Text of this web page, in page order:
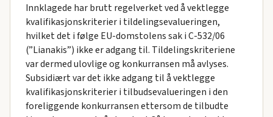
Innklagede har brutt regelverket ved å vektlegge
kvalifikasjonskriterier i tildelingsevalueringen,
hvilket det i følge EU-domstolens sak i C-532/06
(”Lianakis”) ikke er adgang til. Tildelingskriteriene
var dermed ulovlige og konkurransen må avlyses.
Subsidiært var det ikke adgang til å vektlegge
kvalifikasjonskriterier i tilbudsevalueringen i den
foreliggende konkurransen ettersom de tilbudte